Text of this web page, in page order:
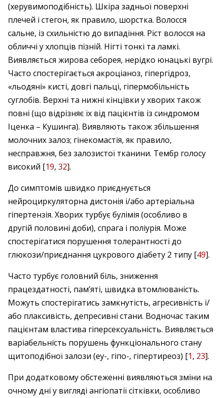
(херувимоподібність). Шкіра задньої поверхні
плечей і стегон, як правило, шорстка. Волосся
сальне, із схильністю до випадіння. Ріст волосся на
обличчі у хлопців пізній. Нігті тонкі та ламкі.
Виявляється жирова себорея, нерідко юнацькі вугрі.
Часто спостерігається акроціаноз, гіпергід­роз,
«льодяні» кисті, довгі пальці, гіпермобільність
суглобів. Верхні та нижні кінцівки у хворих також
повні (що відрізняє їх від пацієнтів із синдромом
Іценка – Кушинга). Виявляють також збільшення
молочних залоз; гінекомастія, як правило,
несправжня, без залозистої тканини. Тембр голосу
високий [19, 32].
До симптомів швидко приєднується
нейроциркуляторна дистонія і/або артеріальна
гіпертензія. Хворих турбує булімія (особливо в
другій половині доби), спрага і поліурія. Може
спостерігатися порушення толерантності до
глюкози/приєднання цукрового діабету 2 типу [49].
Часто турбує головний біль, зниження
працездатності, пам’яті, швидка втомлюваність.
Можуть спостерігатись замкнутість, агресивність і/
або плаксивість, депресивні стани. Водночас таким
пацієнтам властива гіперсексуальність. Виявляється
варіабельність порушень функціонального стану
щитоподібної залози (еу-, гіпо-, гіпертиреоз) [1, 23].
При додатковому обстеженні виявляються зміни на
очному дні у вигляді ангіопатії сітківки, особливо